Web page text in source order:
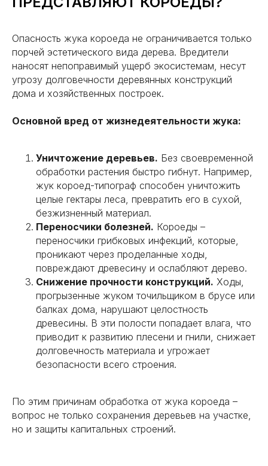
Опасность жука короеда не ограничивается только
порчей эстетического вида дерева. Вредители
наносят непоправимый ущерб экосистемам, несут
угрозу долговечности деревянных конструкций
дома и хозяйственных построек.
Основной вред от жизнедеятельности жука:
Уничтожение деревьев. Без своевременной
обработки растения быстро гибнут. Например,
жук короед-типограф способен уничтожить
целые гектары леса, превратить его в сухой,
безжизненный материал.
Переносчики болезней. Короеды –
переносчики грибковых инфекций, которые,
проникают через проделанные ходы,
повреждают древесину и ослабляют дерево.
Снижение прочности конструкций. Ходы,
прогрызенные жуком точильщиком в брусе или
балках дома, нарушают целостность
древесины. В эти полости попадает влага, что
приводит к развитию плесени и гнили, снижает
долговечность материала и угрожает
безопасности всего строения.
По этим причинам обработка от жука короеда –
вопрос не только сохранения деревьев на участке,
но и защиты капитальных строений.